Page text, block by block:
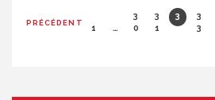
DES
PRÉCÉDENT
1 …
3
0
3
1
3
2
3
3